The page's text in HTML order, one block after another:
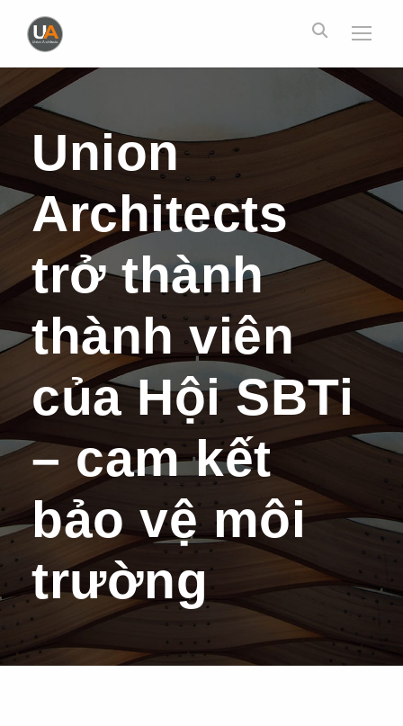
Union
Architects
trở thành
thành viên
của Hội SBTi
– cam kết
bảo vệ môi
trường